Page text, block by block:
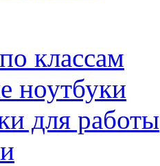
классам
ноутбуки
для работы